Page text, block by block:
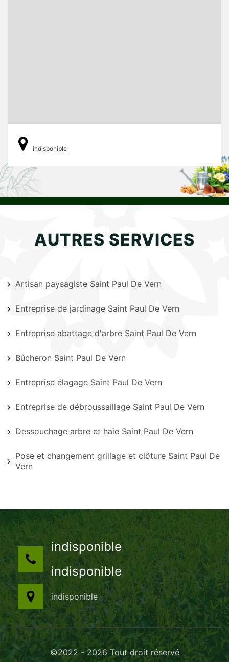
indisponible
AUTRES SERVICES
Artisan paysagiste Saint Paul De Vern
Entreprise de jardinage Saint Paul De Vern
Entreprise abattage d'arbre Saint Paul De Vern
Bûcheron Saint Paul De Vern
Entreprise élagage Saint Paul De Vern
Entreprise de débroussaillage Saint Paul De Vern
Dessouchage arbre et haie Saint Paul De Vern
Pose et changement grillage et clôture Saint Paul De
Vern
indisponible
indisponible
indisponible
©2022 - 2026 Tout droit réservé